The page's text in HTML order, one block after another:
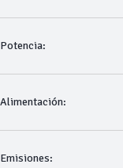
Potencia:
Alimentación:
Emisiones: